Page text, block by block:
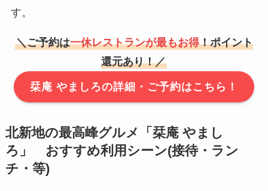
す。
＼ご予約は一休レストランが最もお得！ポイント
還元あり！／
栞庵 やましろの詳細・ご予約はこちら！
北新地の最高峰グルメ「 栞庵 やまし
ろ 」 おすすめ利用シーン(接待・ラン
チ・等)